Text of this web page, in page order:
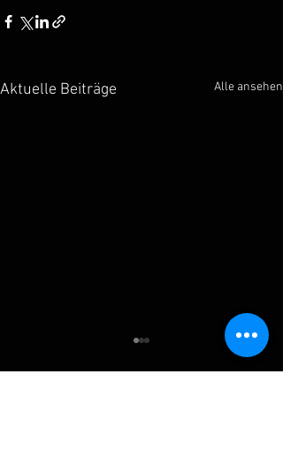
Aktuelle Beiträge Alle ansehen